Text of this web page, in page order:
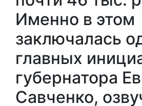
Именно в этом
заключалась
главных
губернатора
Савченко,